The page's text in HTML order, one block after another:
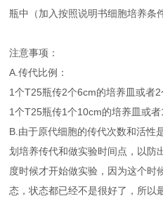
瓶中（加入按照说明书细胞培养条
注意事项：
A.传代比例：
1个T25瓶传2个6cm的培养皿或者
1个T25瓶传1个10cm的培养皿或
B.由于原代细胞的传代次数和活性
划培养传代和做实验时间点，以防
度时候才开始做实验，因为这个时
态，状态都已经不是很好了，所以